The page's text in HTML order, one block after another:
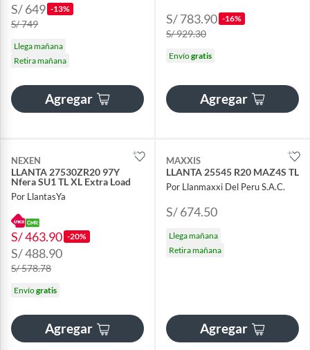
S/ 649 -13%
S/ 749
Llega mañana
Retira mañana
Agregar
S/ 783.90 -16%
S/ 929.30
Envíogratis
Agregar
NEXEN
LLANTA 27530ZR20 97Y
Nfera SU1 TL XL Extra Load
Por LlantasYa
S/ 463.90 -20%
S/ 488.90
S/ 578.78
Envíogratis
Agregar
MAXXIS
LLANTA 25545 R20 MAZ4S TL
Por Llanmaxxi Del Peru S.A.C.
S/ 674.50
Llega mañana
Retira mañana
Agregar